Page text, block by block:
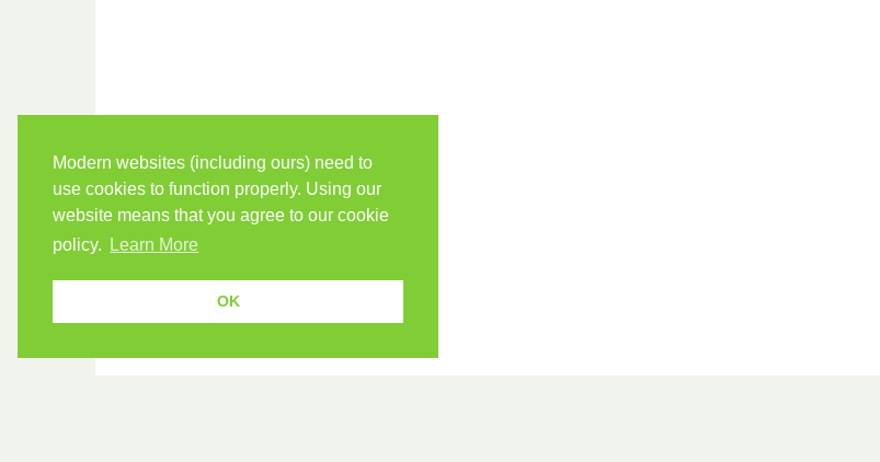
Modern websites (including ours) need to
use cookies to function properly. Using our
website means that you agree to our cookie
policy.
Learn More
OK